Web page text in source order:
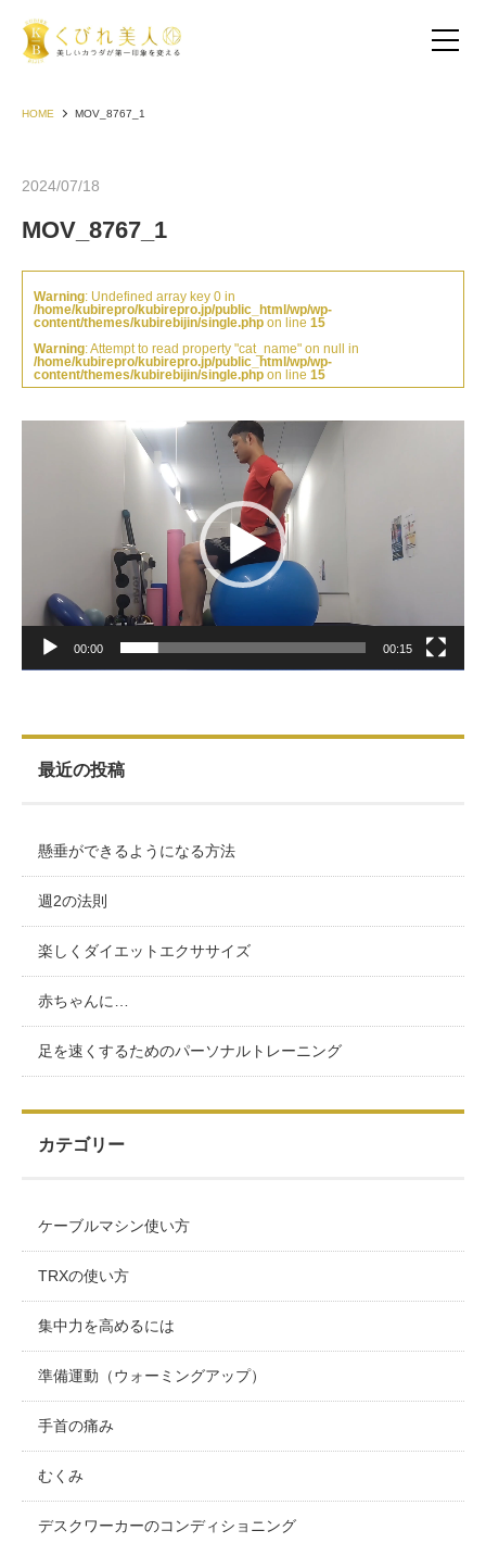
お客様の声（30代以下）
お客様の声（40代）
お客様の声（50代以上）
お客様の声（男性）
HOME MOV_8767_1
2024/07/18
MOV_8767_1
Warning: Undefined array key 0 in
/home/kubirepro/kubirepro.jp/public_html/wp/wp-
content/themes/kubirebijin/single.php on line 15
Warning: Attempt to read property "cat_name" on null in
/home/kubirepro/kubirepro.jp/public_html/wp/wp-
content/themes/kubirebijin/single.php on line 15
00:00 00:15
最近の投稿
懸垂ができるようになる方法
週2の法則
楽しくダイエットエクササイズ
赤ちゃんに…
足を速くするためのパーソナルトレーニング
カテゴリー
ケーブルマシン使い方
TRXの使い方
集中力を高めるには
準備運動（ウォーミングアップ）
手首の痛み
むくみ
デスクワーカーのコンディショニング